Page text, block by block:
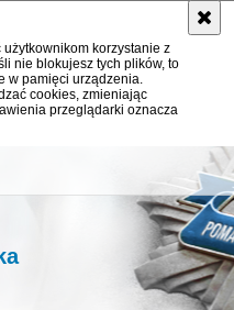
korzystanie z
nie blokujesz tych plików, to
w pamięci urządzenia.
cookies, zmieniając
przeglądarki oznacza